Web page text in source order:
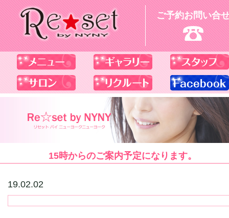
ご予約お問い合
15時からのご案内予定になります。
19.02.02